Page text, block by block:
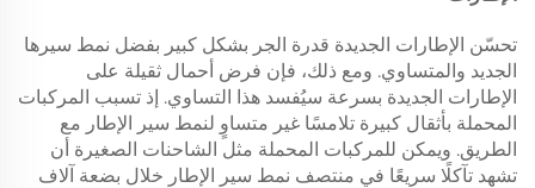
تحسّن الإطارات الجديدة قدرة الجر بشكل كبير بفضل نمط سيرها
الجديد والمتساوي. ومع ذلك، فإن فرض أحمال ثقيلة على
الإطارات الجديدة بسرعة سيُفسد هذا التساوي. إذ تسبب المركبات
المحملة بأثقال كبيرة تلامسًا غير متساوٍ لنمط سير الإطار مع
الطريق. ويمكن للمركبات المحملة مثل الشاحنات الصغيرة أن
تشهد تآكلًا سريعًا في منتصف نمط سير الإطار خلال بضعة آلاف